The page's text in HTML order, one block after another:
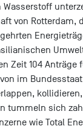
von Rotterdam,
Zeit 104 Anträge
im Bundesstaat
tummeln sich
wie Total